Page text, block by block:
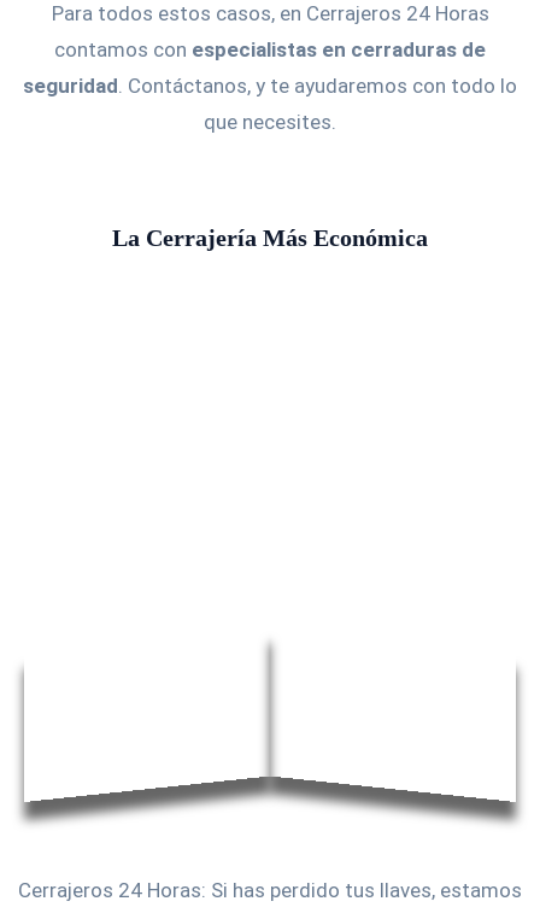
Para todos estos casos, en Cerrajeros 24 Horas
contamos con especialistas en cerraduras de
seguridad. Contáctanos, y te ayudaremos con todo lo
que necesites.
La Cerrajería Más Económica
Cerrajeros 24 Horas: Si has perdido tus llaves, estamos